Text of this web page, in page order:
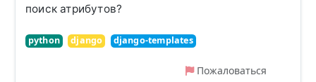
поиск атрибутов?
python django django-templates
Пожаловаться